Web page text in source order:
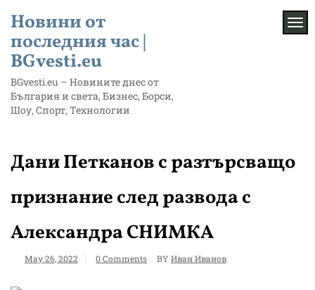
content
Новини от
последния час |
BGvesti.eu
BGvesti.eu – Новините днес от
България и света, Бизнес, Борси,
Шоу, Спорт, Технологии
Дани Петканов с разтърсващо
признание след развода с
Александра СНИМКА
May 26, 2022 0 Comments BY Иван Иванов